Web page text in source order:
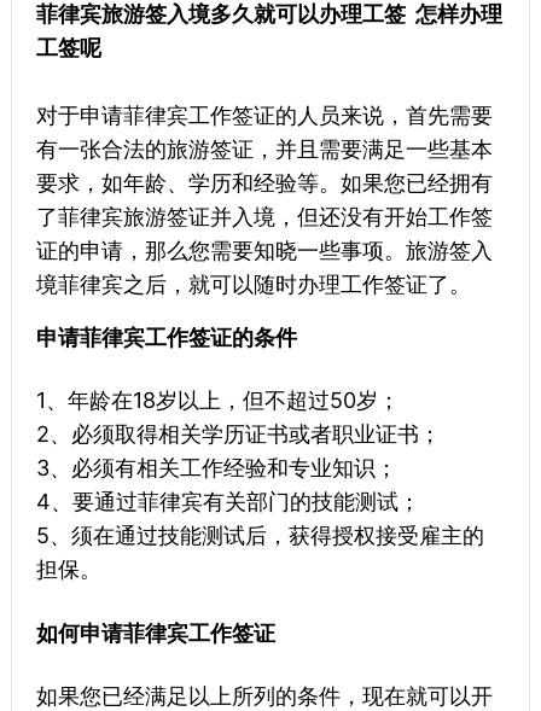
菲律宾旅游签入境多久就可以办理工签 怎样办理
工签呢
对于申请菲律宾工作签证的人员来说，首先需要
有一张合法的旅游签证，并且需要满足一些基本
要求，如年龄、学历和经验等。如果您已经拥有
了菲律宾旅游签证并入境，但还没有开始工作签
证的申请，那么您需要知晓一些事项。旅游签入
境菲律宾之后，就可以随时办理工作签证了。
申请菲律宾工作签证的条件
1、年龄在18岁以上，但不超过50岁；
2、必须取得相关学历证书或者职业证书；
3、必须有相关工作经验和专业知识；
4、要通过菲律宾有关部门的技能测试；
5、须在通过技能测试后，获得授权接受雇主的
担保。
如何申请菲律宾工作签证
如果您已经满足以上所列的条件，现在就可以开